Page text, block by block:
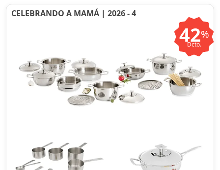
CELEBRANDO A MAMÁ | 2026 - 4
42%
Dcto.